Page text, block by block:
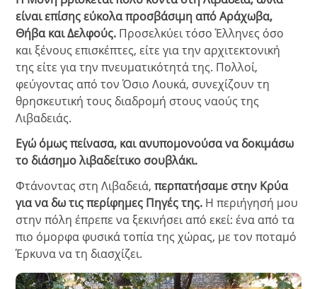
είναι επίσης εύκολα προσβάσιμη από Αράχωβα,
Θήβα και Δελφούς. Προσελκύει τόσο Έλληνες όσο
και ξένους επισκέπτες, είτε για την αρχιτεκτονική
της είτε για την πνευματικότητά της. Πολλοί,
φεύγοντας από τον Όσιο Λουκά, συνεχίζουν τη
θρησκευτική τους διαδρομή στους ναούς της
Λιβαδειάς.
Εγώ όμως πείνασα, και ανυπομονούσα να δοκιμάσω
το διάσημο λιβαδείτικο σουβλάκι.
Φτάνοντας στη Λιβαδειά,περπατήσαμε στην Κρύα
για να δω τις περίφημες Πηγές της. Η περιήγησή μου
στην πόλη έπρεπε να ξεκινήσει από εκεί: ένα από τα
πιο όμορφα φυσικά τοπία της χώρας, με τον ποταμό
Έρκυνα να τη διασχίζει.